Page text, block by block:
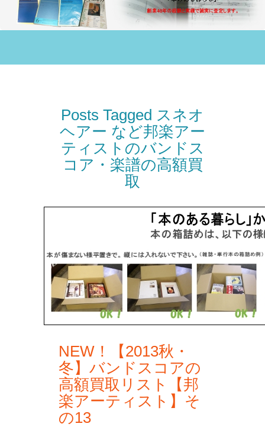
Posts Tagged スネオ
ヘアー など邦楽アー
ティストのバンドス
コア・楽譜の高額買
取
NEW！【2013秋・
冬】バンドスコアの
高額買取リスト【邦
楽アーティスト】そ
の13